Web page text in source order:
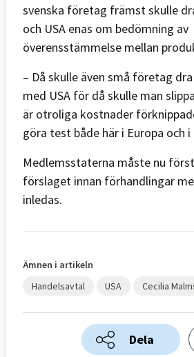
svenska företag främst skulle
och USA enas om bedömning av
överensstämmelse mellan
– Då skulle även små företag
med USA för då skulle man
är otroliga kostnader
göra test både här i Europa och i
Medlemsstaterna måste nu
förslaget innan förhandlingar
inledas.
Ämnen i artikeln
Handelsavtal
USA Cecilia
Dela